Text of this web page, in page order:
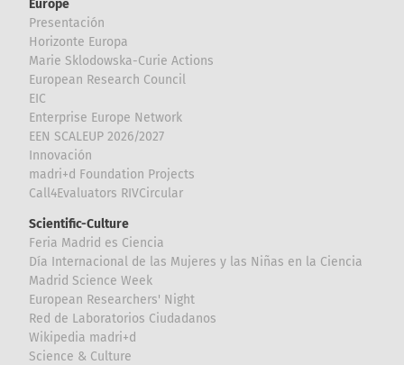
Europe
Presentación
Horizonte Europa
Marie Sklodowska-Curie Actions
European Research Council
EIC
Enterprise Europe Network
EEN SCALEUP 2026/2027
Innovación
madri+d Foundation Projects
Call4Evaluators RIVCircular
Scientific-Culture
Feria Madrid es Ciencia
Día Internacional de las Mujeres y las Niñas en la Ciencia
Madrid Science Week
European Researchers' Night
Red de Laboratorios Ciudadanos
Wikipedia madri+d
Science & Culture